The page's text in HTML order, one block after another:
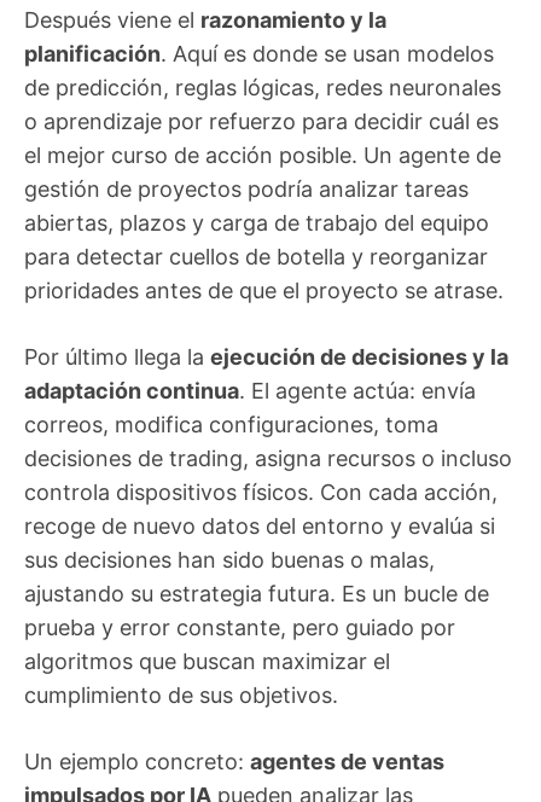
Después viene el razonamiento y la
planificación. Aquí es donde se usan modelos
de predicción, reglas lógicas, redes neuronales
o aprendizaje por refuerzo para decidir cuál es
el mejor curso de acción posible. Un agente de
gestión de proyectos podría analizar tareas
abiertas, plazos y carga de trabajo del equipo
para detectar cuellos de botella y reorganizar
prioridades antes de que el proyecto se atrase.
Por último llega la ejecución de decisiones y la
adaptación continua. El agente actúa: envía
correos, modifica configuraciones, toma
decisiones de trading, asigna recursos o incluso
controla dispositivos físicos. Con cada acción,
recoge de nuevo datos del entorno y evalúa si
sus decisiones han sido buenas o malas,
ajustando su estrategia futura. Es un bucle de
prueba y error constante, pero guiado por
algoritmos que buscan maximizar el
cumplimiento de sus objetivos.
Un ejemplo concreto: agentes de ventas
impulsados por IA pueden analizar las